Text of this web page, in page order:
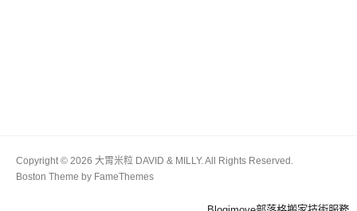
Copyright © 2026 大胃米粒 DAVID & MILLY. All Rights Reserved.
Boston Theme by FameThemes